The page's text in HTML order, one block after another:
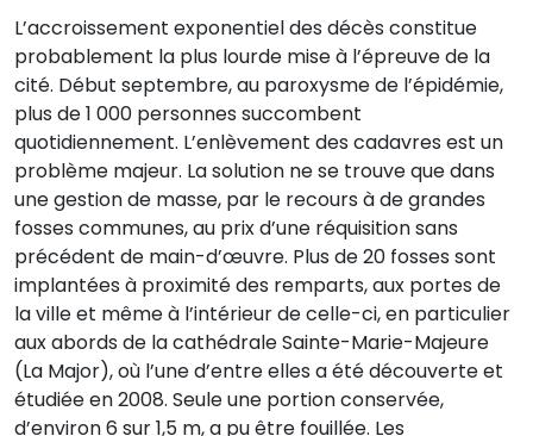
L’accroissement exponentiel des décès constitue
probablement la plus lourde mise à l’épreuve de la
cité. Début septembre, au paroxysme de l’épidémie,
plus de 1 000 personnes succombent
quotidiennement. L’enlèvement des cadavres est un
problème majeur. La solution ne se trouve que dans
une gestion de masse, par le recours à de grandes
fosses communes, au prix d’une réquisition sans
précédent de main-d’œuvre. Plus de 20 fosses sont
implantées à proximité des remparts, aux portes de
la ville et même à l’intérieur de celle-ci, en particulier
aux abords de la cathédrale Sainte-Marie-Majeure
(La Major), où l’une d’entre elles a été découverte et
étudiée en 2008. Seule une portion conservée,
d’environ 6 sur 1,5 m, a pu être fouillée. Les